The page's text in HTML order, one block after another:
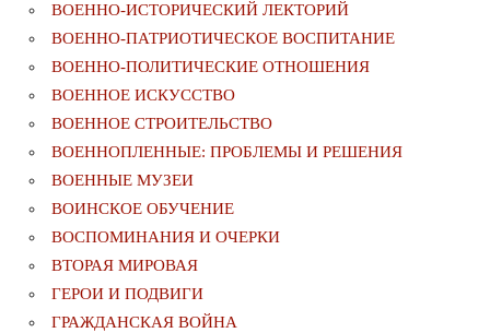
ВОЕННО-ИСТОРИЧЕСКИЙ ЛЕКТОРИЙ
ВОЕННО-ПАТРИОТИЧЕСКОЕ ВОСПИТАНИЕ
ВОЕННО-ПОЛИТИЧЕСКИE ОТНОШЕНИЯ
ВОЕННОЕ ИСКУССТВО
ВОЕННОЕ СТРОИТЕЛЬСТВО
ВОЕННОПЛЕННЫЕ: ПРОБЛЕМЫ И РЕШЕНИЯ
ВОЕННЫЕ МУЗЕИ
ВОИНСКОЕ ОБУЧЕНИЕ
ВОСПОМИНАНИЯ И ОЧЕРКИ
ВТОРАЯ МИРОВАЯ
ГЕРОИ И ПОДВИГИ
ГРАЖДАНСКАЯ ВОЙНА